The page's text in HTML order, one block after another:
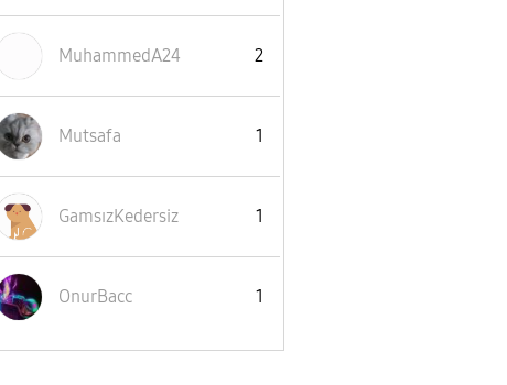
MuhammedA24 2
Mutsafa 1
GamsızKedersiz 1
OnurBacc 1